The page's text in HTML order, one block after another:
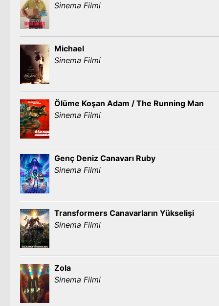
Sinema Filmi
Michael
Sinema Filmi
Ölüme Koşan Adam / The Running Man
Sinema Filmi
Genç Deniz Canavarı Ruby
Sinema Filmi
Transformers Canavarların Yükselişi
Sinema Filmi
Zola
Sinema Filmi